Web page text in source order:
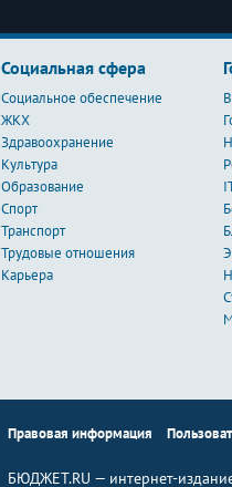
Социальная сфера
Социальное обеспечение
ЖКХ
Здравоохранение
Культура
Образование
Спорт
Транспорт
Трудовые отношения
Карьера
Правовая информация
БЮДЖЕТ.RU — интернет-